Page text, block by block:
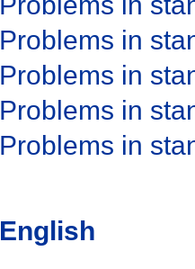
Problems in
Problems in
Problems in
Problems in
English